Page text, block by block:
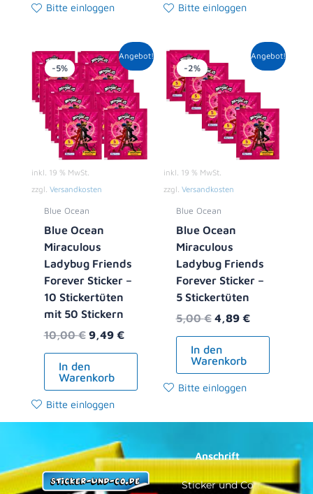
Bitte einloggen Bitte einloggen
Angebot!
-5%
inkl. 19 % MwSt.
zzgl. Versandkosten
Blue Ocean
Blue Ocean
Miraculous
Ladybug Friends
Forever Sticker –
10 Stickertüten
mit 50 Stickern
10,00€
Ursprünglicher
Preis
war:
10,00 €
9,49 €
Aktueller
Preis
ist:
9,49 €.
In den
Warenkorb
Bitte einloggen
Angebot!
-2%
inkl. 19 % MwSt.
zzgl. Versandkosten
Blue Ocean
Blue Ocean
Miraculous
Ladybug Friends
Forever Sticker –
5 Stickertüten
5,00€
Ursprünglicher
Preis
war:
5,00 €
4,89 €
Aktueller
Preis
4,89 €.
In den
Warenkorb
Bitte einloggen
Anschrift
Sticker und Co